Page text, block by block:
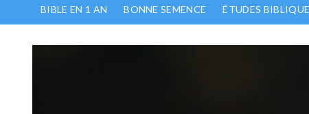
BIBLE EN 1 AN BONNE SEMENCE ÉTUDES